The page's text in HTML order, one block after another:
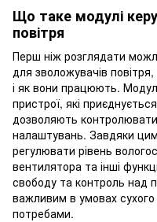
Що таке модулі
повітря
Перш ніж розглядати
для зволожувачів
і як вони працюють.
пристрої, які
дозволяють
налаштувань. Завдяки
регулювати рівень
вентилятора та інші
свободу та контроль над
важливим в умовах
потребами.